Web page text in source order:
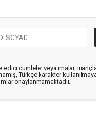
edici cümleler veya imalar,
Türkçe karakter
onaylanmamaktadır.